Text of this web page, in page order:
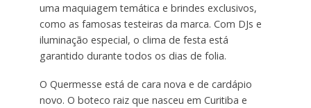
uma maquiagem temática e brindes exclusivos,
como as famosas testeiras da marca. Com DJs e
iluminação especial, o clima de festa está
garantido durante todos os dias de folia.
O Quermesse está de cara nova e de cardápio
novo. O boteco raiz que nasceu em Curitiba e